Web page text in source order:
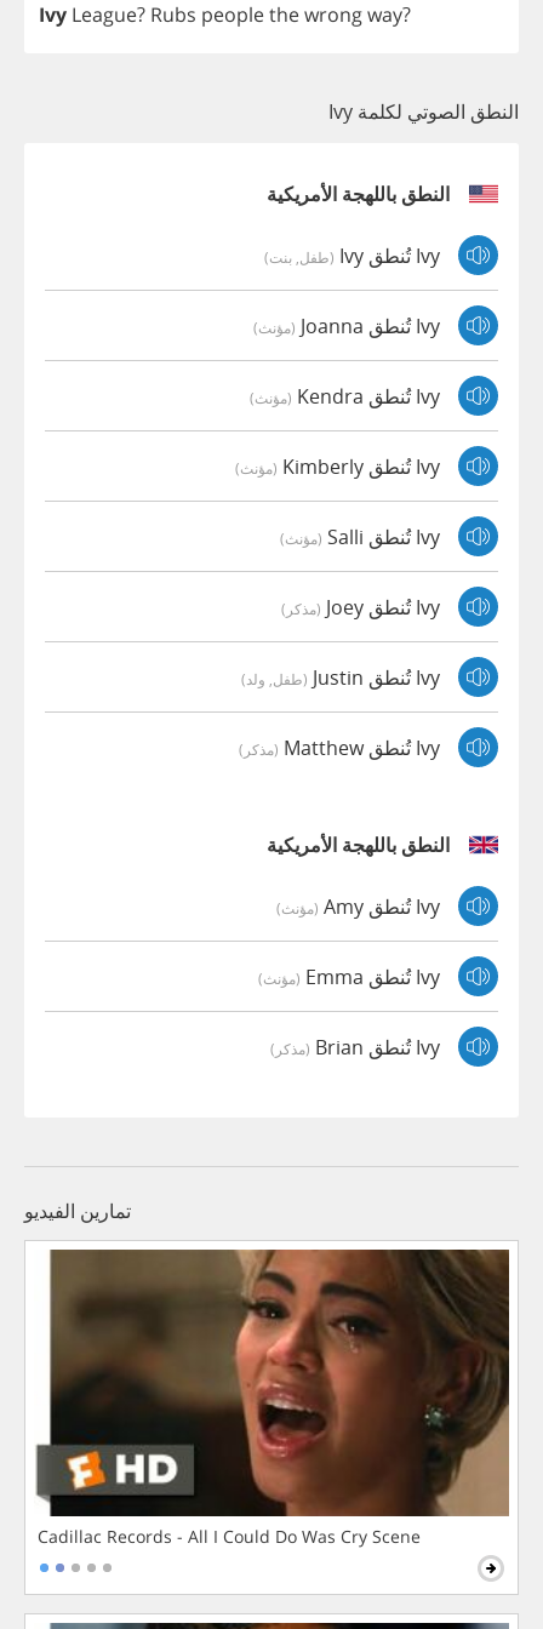
Ivy League? Rubs peoplethewrongway?
النطق الصوتي لكلمة Ivy
النطق باللهجة الأمريكية
Ivy تُنطق Ivy (طفل, بنت)
Ivy تُنطق Joanna (مؤنث)
Ivy تُنطق Kendra (مؤنث)
Ivy تُنطق Kimberly (مؤنث)
Ivy تُنطق Salli (مؤنث)
Ivy تُنطق Joey (مذكر)
Ivy تُنطق Justin (طفل, ولد)
Ivy تُنطق Matthew (مذكر)
النطق باللهجة الأمريكية
Ivy تُنطق Amy (مؤنث)
Ivy تُنطق Emma (مؤنث)
Ivy تُنطق Brian (مذكر)
تمارين الفيديو
Cadillac Records - All I Could Do Was Cry Scene